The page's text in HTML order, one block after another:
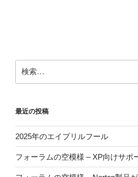
索:
最近の投稿
2025年のエイプリルフール
フォーラムの空模様 – XP向けサポ